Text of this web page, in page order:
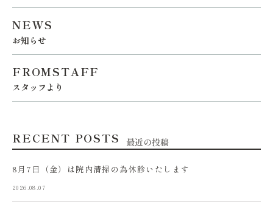
NEWS
お知らせ
FROMSTAFF
スタッフより
RECENT POSTS 最近の投稿
8月7日（金）は院内清掃の為休診いたします
2026.08.07